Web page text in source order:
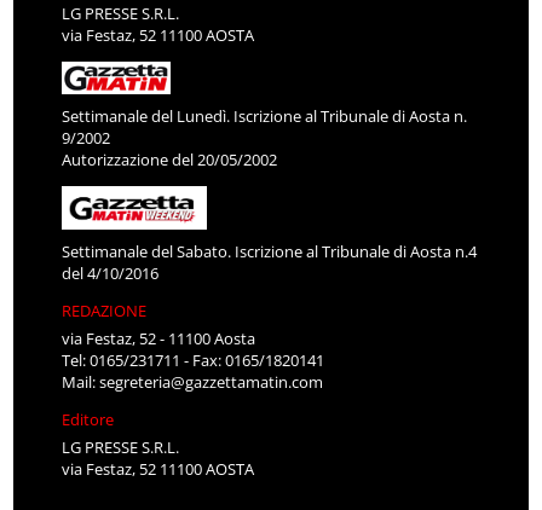
LG PRESSE S.R.L.
via Festaz, 52 11100 AOSTA
Settimanale del Lunedì. Iscrizione al Tribunale di Aosta n.
9/2002
Autorizzazione del 20/05/2002
Settimanale del Sabato. Iscrizione al Tribunale di Aosta n.4
del 4/10/2016
REDAZIONE
via Festaz, 52 - 11100 Aosta
Tel: 0165/231711 - Fax: 0165/1820141
Mail:segreteria@gazzettamatin.com
Editore
LG PRESSE S.R.L.
via Festaz, 52 11100 AOSTA